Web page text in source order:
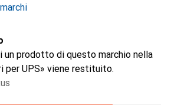
un prodotto di questo marchio nella
per UPS» viene restituito.